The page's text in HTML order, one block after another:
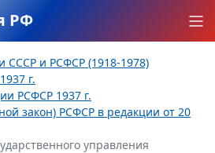
РФ
СССР и РСФСР (1918-1978)
г.
РСФСР 1937 г.
закон) РСФСР в редакции от 20
управления